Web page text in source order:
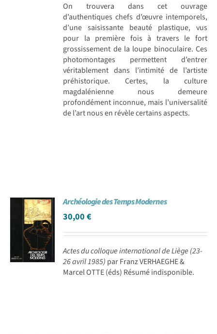
On trouvera dans cet ouvrage
d’authentiques chefs d’œuvre intemporels,
d’une saisissante beauté plastique, vus
pour la première fois à travers le fort
grossissement de la loupe binoculaire. Ces
photomontages permettent d’entrer
véritablement dans l’intimité de l’artiste
préhistorique. Certes, la culture
magdalénienne nous demeure
profondément inconnue, mais l’universalité
de l’art nous en révèle certains aspects.
Archéologie des Temps Modernes
30,00€
Actes du colloque international de Liège (23-
26 avril 1985) par Franz VERHAEGHE &
Marcel OTTE (éds) Résumé indisponible.